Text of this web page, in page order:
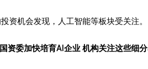
资机会发现，人工智能等板块受关注。
资委加快培育AI企业 机构关注这些细